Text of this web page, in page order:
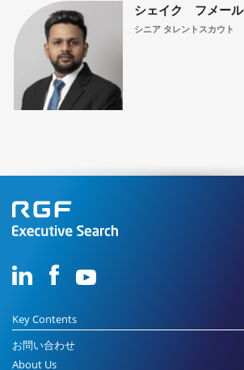
シェイク フメール
シニア タレントスカウト
Key Contents
お問い合わせ
About Us